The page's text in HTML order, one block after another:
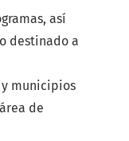
así
destinado a
municipios
de